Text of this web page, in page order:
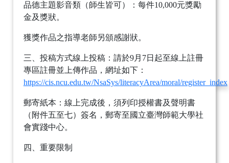
品德主題影音類（師生皆可）：每件10,000元獎勵
金及獎狀。
獲獎作品之指導老師另頒感謝狀。
三、投稿方式線上投稿：請於9月7日起至線上註冊
專區註冊並上傳作品，網址如下：
https://cis.ncu.edu.tw/NsaSys/literacyArea/moral/register_index
郵寄紙本：線上完成後，須列印授權書及聲明書
（附件五至七）簽名，郵寄至國立臺灣師範大學社
會實踐中心。
四、重要限制